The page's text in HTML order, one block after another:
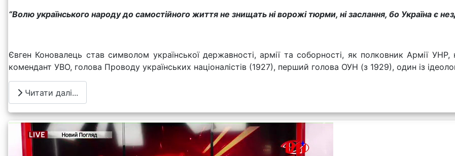
“Волю українського народу до самостійного життя не знищать ні ворожі тюрми, ні заслання, бо Україна є
Євген Коновалець став символом української державності, армії та соборності, як полковник Армії
комендант УВО, голова Проводу українських націоналістів (1927), перший голова ОУН (з 1929), один із
Читати далі...